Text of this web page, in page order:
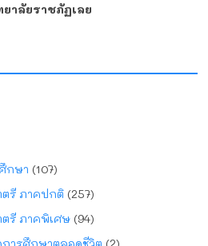
าลัยราชภัฏเลย
กษา (107)
ตรี ภาคปกติ (257)
ตรี ภาคพิเศษ (94)
การศึกษาตลอดชีวิต (2)